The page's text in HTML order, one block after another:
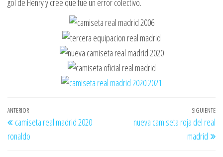
gol de Henry y cree que fue un error colectivo.
Navegación
de
entradas
Entrada
anterior
ANTERIOR
camiseta real madrid 2020
ronaldo
SIGUIENTE
nueva camiseta roja del real
madrid